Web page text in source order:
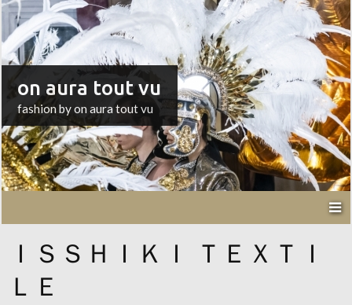
on aura tout vu
fashion by on aura tout vu
ＩＳＳＨＩＫＩ ＴＥＸＴＩ
ＬＥ